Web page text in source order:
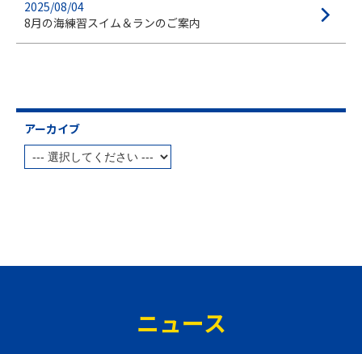
2025/08/04
8月の海練習スイム＆ランのご案内
アーカイブ
ニュース